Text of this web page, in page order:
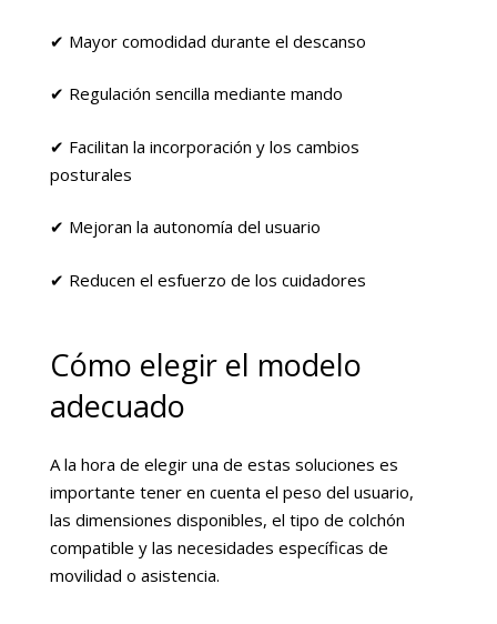
✔ Mayor comodidad durante el descanso
✔ Regulación sencilla mediante mando
✔ Facilitan la incorporación y los cambios
posturales
✔ Mejoran la autonomía del usuario
✔ Reducen el esfuerzo de los cuidadores
Cómo elegir el modelo
adecuado
A la hora de elegir una de estas soluciones es
importante tener en cuenta el peso del usuario,
las dimensiones disponibles, el tipo de colchón
compatible y las necesidades específicas de
movilidad o asistencia.